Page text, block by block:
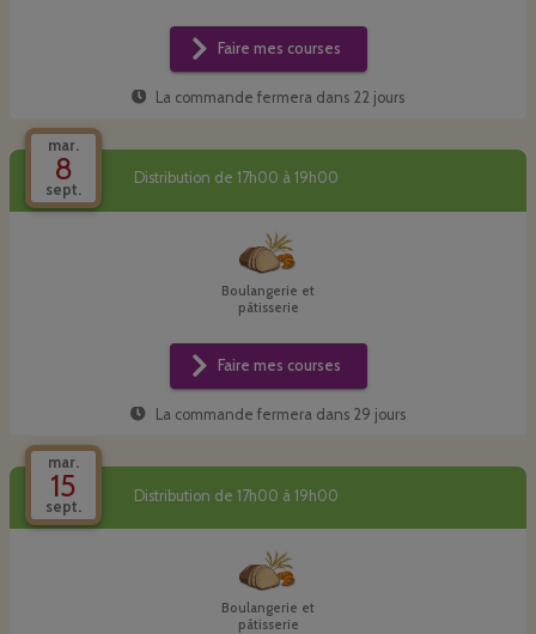
Faire mes courses
La commande fermera dans 22 jours
mar.
8
sept.
Distribution de 17h00 à 19h00
Boulangerie et
pâtisserie
Faire mes courses
La commande fermera dans 29 jours
mar.
15
sept.
Distribution de 17h00 à 19h00
Boulangerie et
pâtisserie